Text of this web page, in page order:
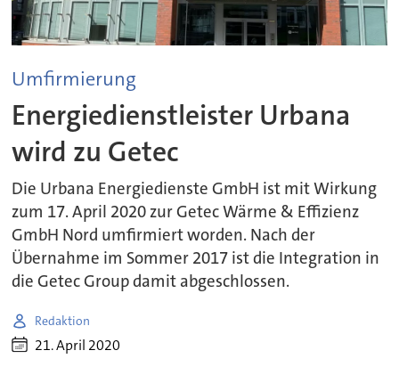
Umfirmierung
Energiedienstleister Urbana
wird zu Getec
Die Urbana Energiedienste GmbH ist mit Wirkung
zum 17. April 2020 zur Getec Wärme & Effizienz
GmbH Nord umfirmiert worden. Nach der
Übernahme im Sommer 2017 ist die Integration in
die Getec Group damit abgeschlossen.
Redaktion
21. April 2020